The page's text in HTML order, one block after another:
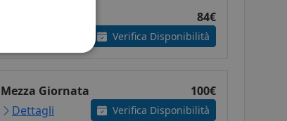
84€
Verifica Disponibilità
Mezza Giornata
100€
Dettagli
Verifica Disponibilità